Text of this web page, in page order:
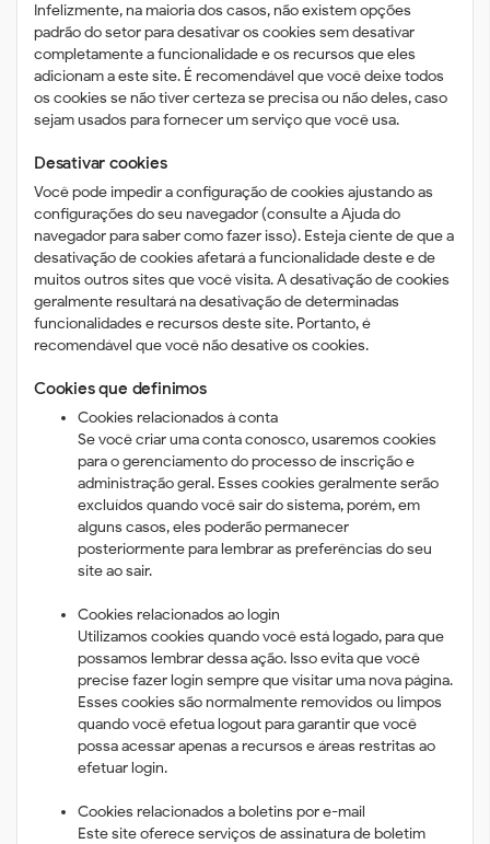
Infelizmente, na maioria dos casos, não existem opções
padrão do setor para desativar os cookies sem desativar
completamente a funcionalidade e os recursos que eles
adicionam a este site. É recomendável que você deixe todos
os cookies se não tiver certeza se precisa ou não deles, caso
sejam usados ​​para fornecer um serviço que você usa.
Desativar cookies
Você pode impedir a configuração de cookies ajustando as
configurações do seu navegador (consulte a Ajuda do
navegador para saber como fazer isso). Esteja ciente de que a
desativação de cookies afetará a funcionalidade deste e de
muitos outros sites que você visita. A desativação de cookies
geralmente resultará na desativação de determinadas
funcionalidades e recursos deste site. Portanto, é
recomendável que você não desative os cookies.
Cookies que definimos
Cookies relacionados à conta
Se você criar uma conta conosco, usaremos cookies
para o gerenciamento do processo de inscrição e
administração geral. Esses cookies geralmente serão
excluídos quando você sair do sistema, porém, em
alguns casos, eles poderão permanecer
posteriormente para lembrar as preferências do seu
site ao sair.
Cookies relacionados ao login
Utilizamos cookies quando você está logado, para que
possamos lembrar dessa ação. Isso evita que você
precise fazer login sempre que visitar uma nova página.
Esses cookies são normalmente removidos ou limpos
quando você efetua logout para garantir que você
possa acessar apenas a recursos e áreas restritas ao
efetuar login.
Cookies relacionados a boletins por e-mail
Este site oferece serviços de assinatura de boletim